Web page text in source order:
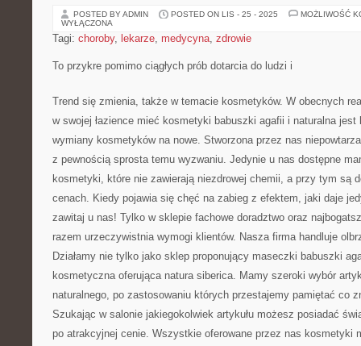
POSTED BY ADMIN POSTED ON LIS - 25 - 2025
MOŻLIWOŚĆ
WYŁĄCZONA
Tagi: choroby, lekarze, medycyna, zdrowie
To przykre pomimo ciągłych prób dotarcia do ludzi i
Trend się zmienia, także w temacie kosmetyków. W obecnych
w swojej łazience mieć kosmetyki babuszki agafii i naturalna
wymiany kosmetyków na nowe. Stworzona przez nas
z pewnością sprosta temu wyzwaniu. Jedynie u nas dostępne
kosmetyki, które nie zawierają niezdrowej chemii, a przy tym są
cenach. Kiedy pojawia się chęć na zabieg z efektem, jaki daje
zawitaj u nas! Tylko w sklepie fachowe doradztwo oraz
razem urzeczywistnia wymogi klientów. Nasza firma handluje
Działamy nie tylko jako sklep proponujący maseczki babuszki
kosmetyczna oferująca natura siberica. Mamy szeroki wybór
naturalnego, po zastosowaniu których przestajemy pamiętać co
Szukając w salonie jakiegokolwiek artykułu możesz posiadać
po atrakcyjnej cenie. Wszystkie oferowane przez nas kosmetyki